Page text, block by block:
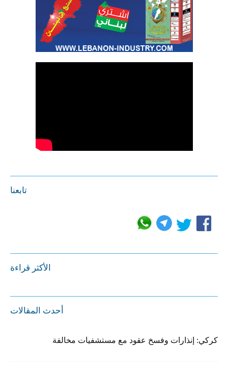
تابعنا
الأكثر قراءة
أحدث المقالات
كركي: إنذارات وفسخ عقود مع مستشفيات مخالفة